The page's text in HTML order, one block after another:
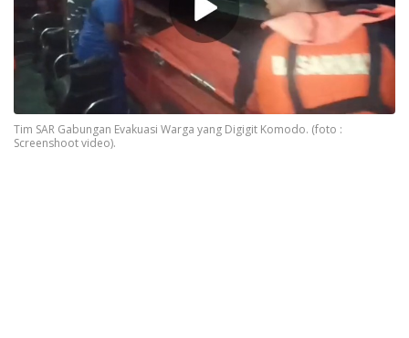
Tim SAR Gabungan Evakuasi Warga yang Digigit Komodo. (foto :
Screenshoot video).